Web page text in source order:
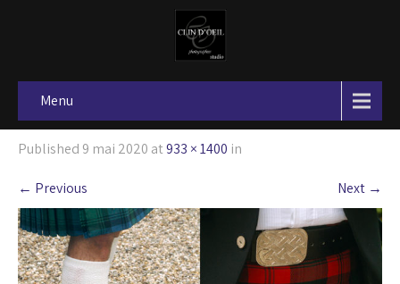
Menu
Published 9 mai 2020 at933 × 1400 in
← Previous Next →